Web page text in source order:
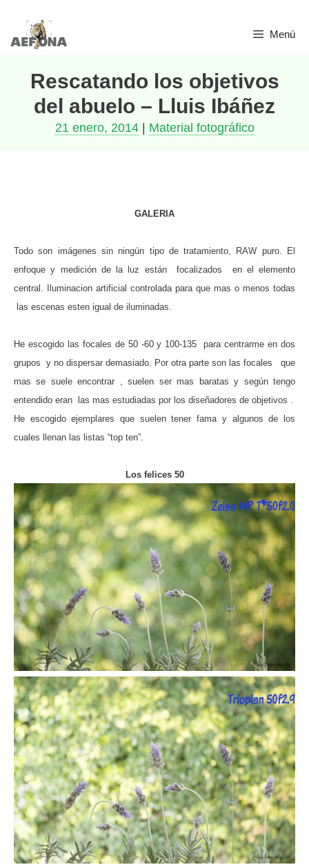
Saltar
Menú
Rescatando los objetivos
del abuelo – Lluis Ibáñez
21 enero, 2014| Material fotográfico
GALERIA
Todo son imágenes sin ningún tipo de tratamiento, RAW puro. El
enfoque y medición de la luz están focalizados en el elemento
central. Iluminacion artificial controlada para que mas o menos todas
las escenas esten igual de iluminadas.
He escogido las focales de 50 -60 y 100-135 para centrarme en dos
grupos y no dispersar demasiado. Por otra parte son las focales que
mas se suele encontrar , suelen ser mas baratas y según tengo
entendido eran las mas estudiadas por los diseñadores de objetivos .
He escogido ejemplares que suelen tener fama y algunos de los
cuales llenan las listas “top ten”.
Los felices 50